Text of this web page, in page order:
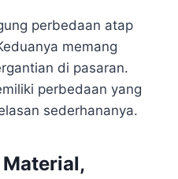
perbedaan atap
memang
di pasaran.
perbedaan yang
sederhananya.